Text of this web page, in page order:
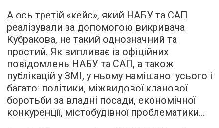
А ось третій «кейс», який НАБУ та САП
реалізували за допомогою викривача
Кубракова, не такий однозначний та
простий. Як випливає із офіційних
повідомлень НАБУ та САП, а також
публікацій у ЗМІ, у ньому намішано усього і
багато: політики, міжвидової кланової
боротьби за владні посади, економічної
конкуренції, містобудівної проблематики…